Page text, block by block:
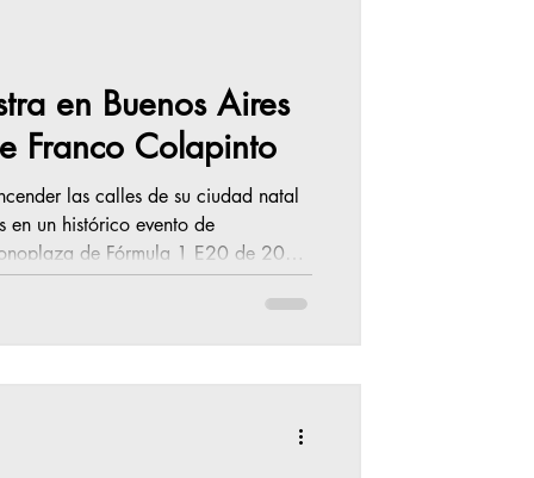
en Buenos Aires
Franco Colapinto
las calles de su ciudad natal
un histórico evento de
de Fórmula 1 E20 de 2012
los colores oficiales del BWT
del barrio de Palermo el 26 de